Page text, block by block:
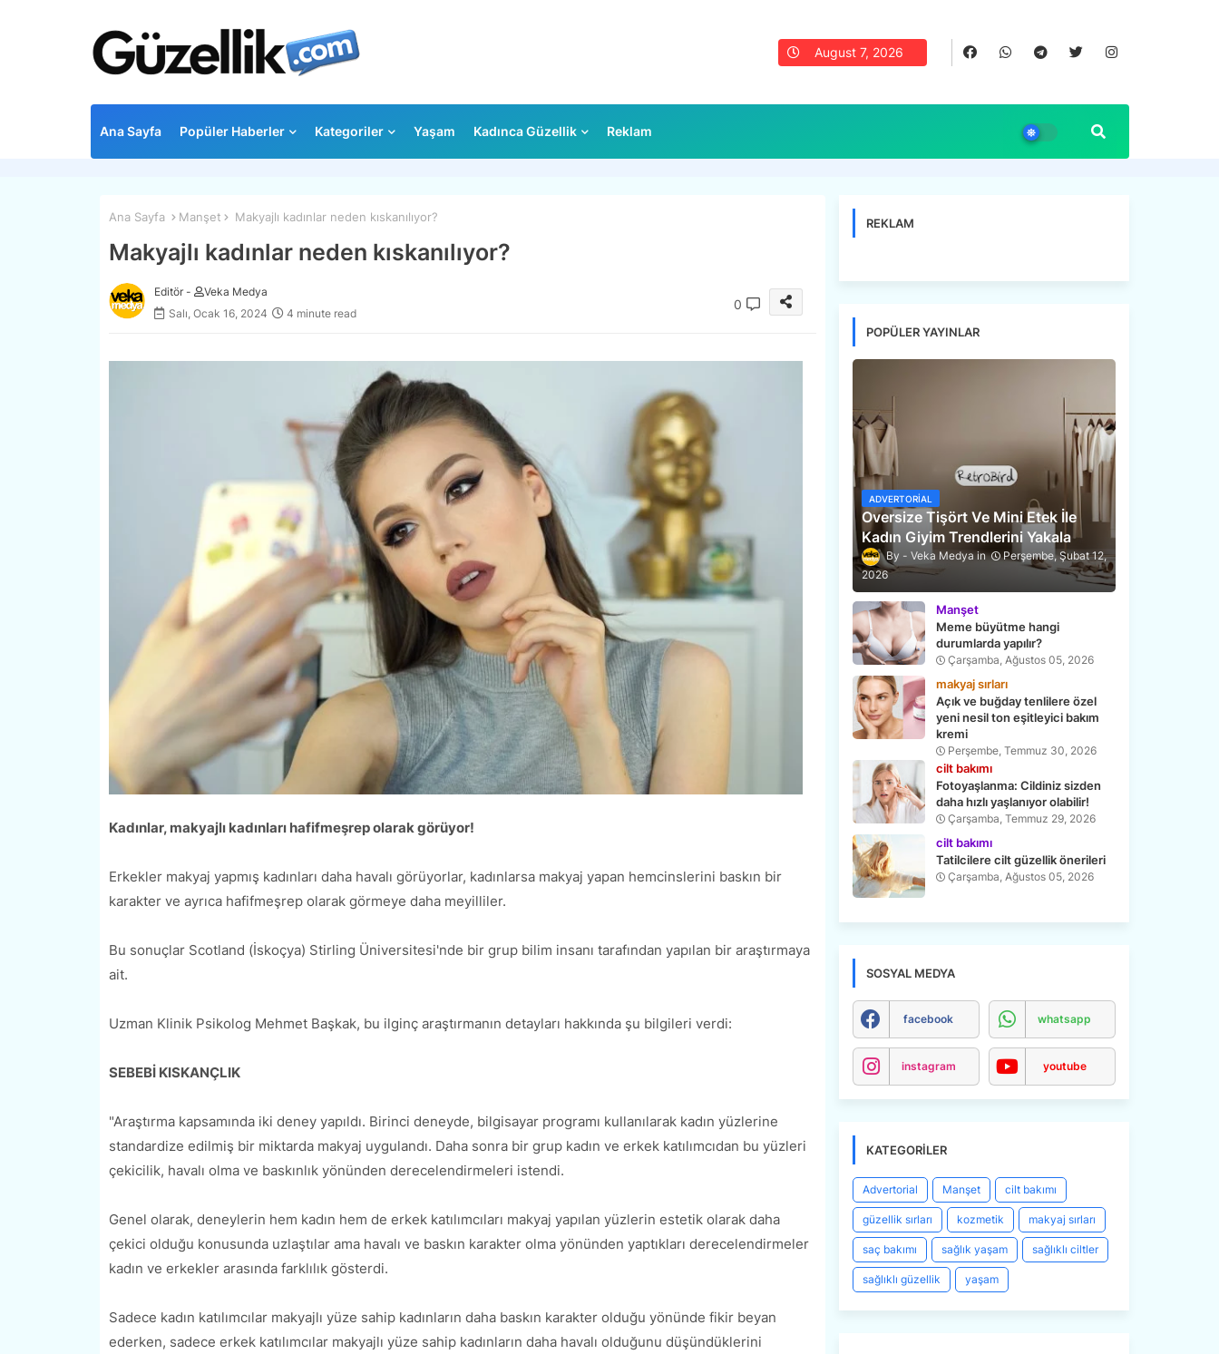
August 7, 2026
Ana Sayfa Popüler Haberler Kategoriler Yaşam Kadınca Güzellik Reklam
Ana Sayfa Manşet Makyajlı kadınlar neden kıskanılıyor?
Makyajlı kadınlar neden kıskanılıyor?
Editör -
Veka Medya
Salı, Ocak 16, 2024
4 minute read
0
Kadınlar, makyajlı kadınları hafifmeşrep olarak görüyor!
Erkekler makyaj yapmış kadınları daha havalı görüyorlar, kadınlarsa makyaj yapan hemcinslerini baskın bir
karakter ve ayrıca hafifmeşrep olarak görmeye daha meyilliler.
Bu sonuçlar Scotland (İskoçya) Stirling Üniversitesi'nde bir grup bilim insanı tarafından yapılan bir araştırmaya
ait.
Uzman Klinik Psikolog Mehmet Başkak, bu ilginç araştırmanın detayları hakkında şu bilgileri verdi:
SEBEBİ KISKANÇLIK
"Araştırma kapsamında iki deney yapıldı. Birinci deneyde, bilgisayar programı kullanılarak kadın yüzlerine
standardize edilmiş bir miktarda makyaj uygulandı. Daha sonra bir grup kadın ve erkek katılımcıdan bu yüzleri
çekicilik, havalı olma ve baskınlık yönünden derecelendirmeleri istendi.
Genel olarak, deneylerin hem kadın hem de erkek katılımcıları makyaj yapılan yüzlerin estetik olarak daha
çekici olduğu konusunda uzlaştılar ama havalı ve baskın karakter olma yönünden yaptıkları derecelendirmeler
kadın ve erkekler arasında farklılık gösterdi.
Sadece kadın katılımcılar makyajlı yüze sahip kadınların daha baskın karakter olduğu yönünde fikir beyan
ederken, sadece erkek katılımcılar makyajlı yüze sahip kadınların daha havalı olduğunu düşündüklerini
REKLAM
POPÜLER YAYINLAR
ADVERTORIAL
Oversize Tişört Ve Mini Etek İle
Kadın Giyim Trendlerini Yakala
Veka Medya
Perşembe, Şubat 12,
2026
Manşet
Meme büyütme hangi
durumlarda yapılır?
Çarşamba, Ağustos 05, 2026
makyaj sırları
Açık ve buğday tenlilere özel
yeni nesil ton eşitleyici bakım
kremi
Perşembe, Temmuz 30, 2026
cilt bakımı
Fotoyaşlanma: Cildiniz sizden
daha hızlı yaşlanıyor olabilir!
Çarşamba, Temmuz 29, 2026
cilt bakımı
Tatilcilere cilt güzellik önerileri
Çarşamba, Ağustos 05, 2026
SOSYAL MEDYA
facebook whatsapp
instagram youtube
KATEGORILER
Advertorial Manşet cilt bakımı
güzellik sırları kozmetik makyaj sırları
saç bakımı sağlık yaşam sağlıklı ciltler
sağlıklı güzellik yaşam